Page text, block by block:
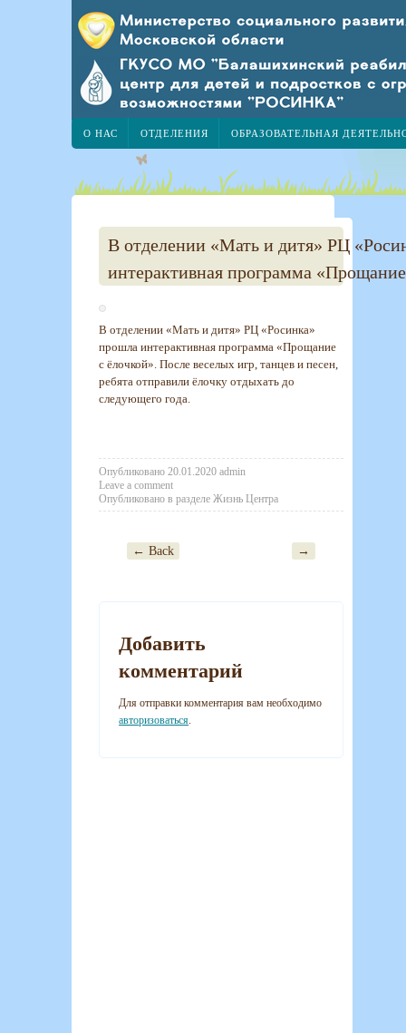
О НАС ОТДЕЛЕНИЯ ОБРАЗОВАТЕЛЬНАЯ
В отделении «Мать и дитя» РЦ
интерактивная программа
В отделении «Мать и дитя» РЦ «Росинка»
прошла интерактивная программа «Прощание
с ёлочкой». После веселых игр, танцев и песен,
ребята отправили ёлочку отдыхать до
следующего года.
Опубликовано 20.01.2020 admin
Leave a comment
Опубликовано в разделе Жизнь Центра
Post navigation
← Back →
Добавить
комментарий
Для отправки комментария вам необходимо
авторизоваться.